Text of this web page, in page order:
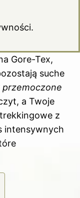
Gore-Tex,
suche
przemoczone
a Twoje
z
intensywnych